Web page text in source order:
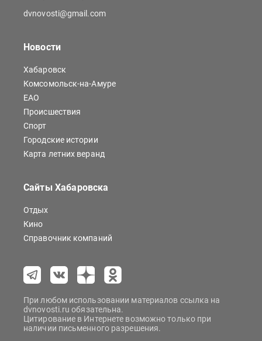
dvnovosti@gmail.com
Новости
Хабаровск
Комсомольск-на-Амуре
ЕАО
Происшествия
Спорт
Городские истории
Карта летних веранд
Сайты Хабаровска
Отдых
Кино
Справочник компаний
При любом использовании материалов ссылка на
dvnovosti.ru обязательна.
Цитирование в Интернете возможно только при
наличии письменного разрешения.